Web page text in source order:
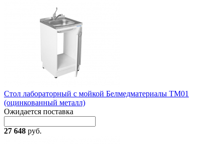
Стол лабораторный с мойкой Белмедматериалы ТМ01
(оцинкованный металл)
Ожидается поставка
27 648 руб.